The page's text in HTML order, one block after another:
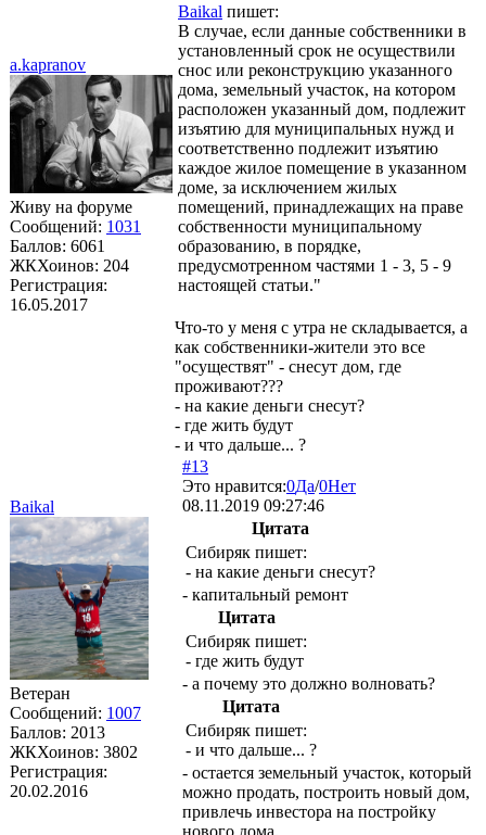
a.kapranov
Живу на форуме
Сообщений: 1031
Баллов: 6061
ЖКХоинов: 204
Регистрация:
16.05.2017
Baikal пишет:
В случае, если данные собственники в
установленный срок не осуществили
снос или реконструкцию указанного
дома, земельный участок, на котором
расположен указанный дом, подлежит
изъятию для муниципальных нужд и
соответственно подлежит изъятию
каждое жилое помещение в указанном
доме, за исключением жилых
помещений, принадлежащих на праве
собственности муниципальному
образованию, в порядке,
предусмотренном частями 1 - 3, 5 - 9
настоящей статьи."
Что-то у меня с утра не складывается, а
как собственники-жители это все
"осуществят" - снесут дом, где
проживают???
- на какие деньги снесут?
- где жить будут
- и что дальше... ?
Baikal
Ветеран
Сообщений: 1007
Баллов: 2013
ЖКХоинов: 3802
Регистрация:
20.02.2016
#13
Это нравится:0Да/0Нет
08.11.2019 09:27:46
Цитата
Сибиряк пишет:
- на какие деньги снесут?
- капитальный ремонт
Цитата
Сибиряк пишет:
- где жить будут
- а почему это должно волновать?
Цитата
Сибиряк пишет:
- и что дальше... ?
- остается земельный участок, который
можно продать, построить новый дом,
привлечь инвестора на постройку
нового дома.